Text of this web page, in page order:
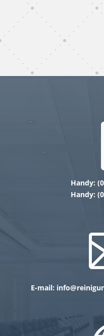
subunternehmer
gebäudereinigung
Handy:
Handy:
E-mail: